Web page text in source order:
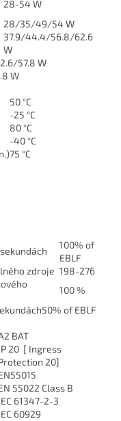
28-54 W
28/35/49/54 W
37.9/44.4/56.8/62.6
W
57.8 W
W
50 °C
-25 °C
80 °C
-40 °C
75 °C
100% of
EBLF
zdroje 198-276
100 %
50% of EBLF
BAT
20 [ Ingress
20]
55022 Class B
61347-2-3
60929